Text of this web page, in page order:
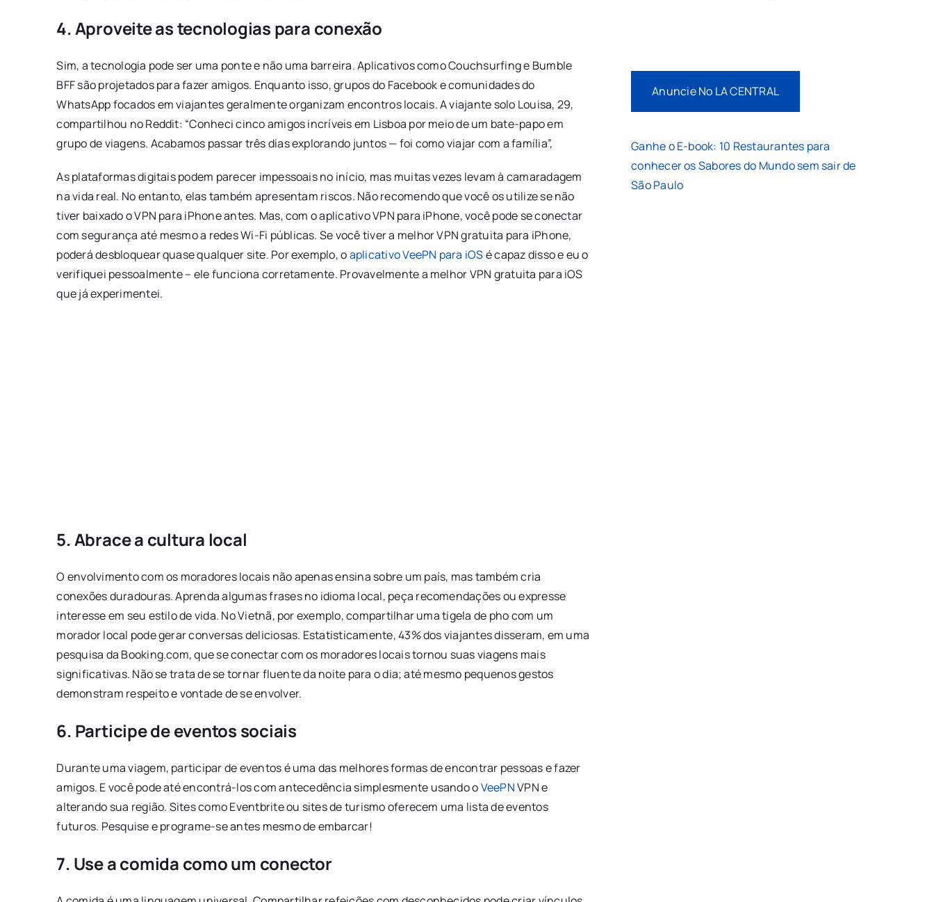
4. Aproveite as tecnologias para conexão
Sim, a tecnologia pode ser uma ponte e não uma barreira. Aplicativos como Couchsurfing e Bumble
BFF são projetados para fazer amigos. Enquanto isso, grupos do Facebook e comunidades do
WhatsApp focados em viajantes geralmente organizam encontros locais. A viajante solo Louisa, 29,
compartilhou no Reddit: “Conheci cinco amigos incríveis em Lisboa por meio de um bate-papo em
grupo de viagens. Acabamos passar três dias explorando juntos — foi como viajar com a família”,
As plataformas digitais podem parecer impessoais no início, mas muitas vezes levam à camaradagem
na vida real. No entanto, elas também apresentam riscos. Não recomendo que você os utilize se não
tiver baixado o VPN para iPhone antes. Mas, com o aplicativo VPN para iPhone, você pode se conectar
com segurança até mesmo a redes Wi-Fi públicas. Se você tiver a melhor VPN gratuita para iPhone,
poderá desbloquear quase qualquer site. Por exemplo, oaplicativo VeePN para iOSé capaz disso e eu o
verifiquei pessoalmente – ele funciona corretamente. Provavelmente a melhor VPN gratuita para iOS
que já experimentei.
5. Abrace a cultura local
O envolvimento com os moradores locais não apenas ensina sobre um país, mas também cria
conexões duradouras. Aprenda algumas frases no idioma local, peça recomendações ou expresse
interesse em seu estilo de vida. No Vietnã, por exemplo, compartilhar uma tigela de pho com um
morador local pode gerar conversas deliciosas. Estatisticamente, 43% dos viajantes disseram, em uma
pesquisa da Booking.com, que se conectar com os moradores locais tornou suas viagens mais
significativas. Não se trata de se tornar fluente da noite para o dia; até mesmo pequenos gestos
demonstram respeito e vontade de se envolver.
6. Participe de eventos sociais
Durante uma viagem, participar de eventos é uma das melhores formas de encontrar pessoas e fazer
amigos. E você pode até encontrá-los com antecedência simplesmente usando oVeePNVPN e
alterando sua região. Sites como Eventbrite ou sites de turismo oferecem uma lista de eventos
futuros. Pesquise e programe-se antes mesmo de embarcar!
7. Use a comida como um conector
Anuncie No LA CENTRAL
Ganhe o E-book: 10 Restaurantes para
conhecer os Sabores do Mundo sem sair de
São Paulo